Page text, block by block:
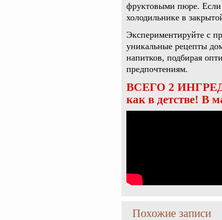
фруктовыми пюре. Если
холодильнике в
Экспериментируйте с
уникальные рецепты
напитков, подбирая
предпочтениям.
ВСЕГО 2
как в детстве! В
Похожие записи